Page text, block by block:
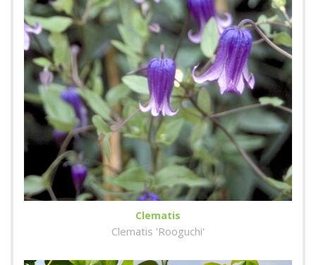
Clematis
Clematis 'Rooguchi'